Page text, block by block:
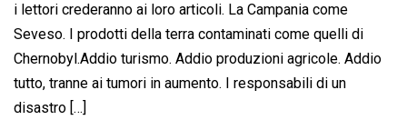
i lettori crederanno ai loro articoli. La Campania come
Seveso. I prodotti della terra contaminati come quelli di
Chernobyl.Addio turismo. Addio produzioni agricole. Addio
tutto, tranne ai tumori in aumento. I responsabili di un
disastro […]